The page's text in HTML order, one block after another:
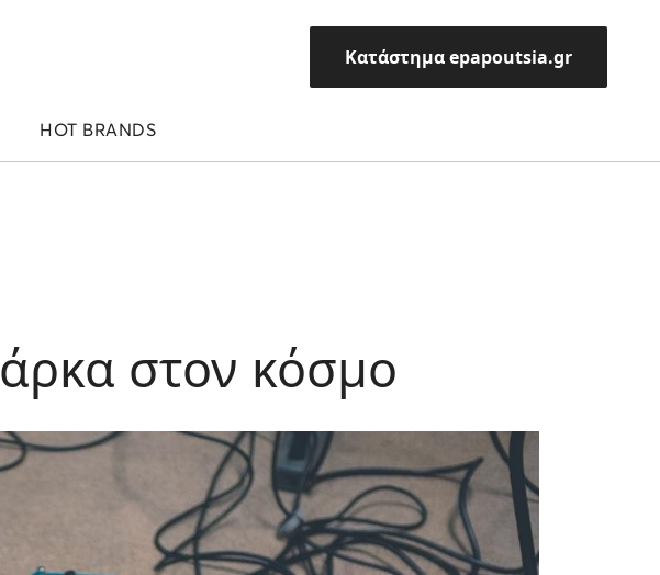
Κατάστημα epapoutsia.gr
HOT BRANDS
στον κόσμο